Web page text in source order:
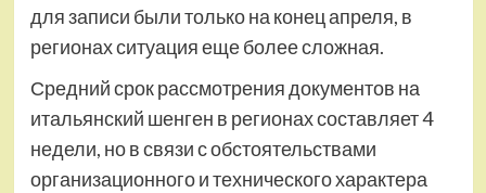
для записи были только на конец апреля, в
регионах ситуация еще более сложная.
Средний срок рассмотрения документов на
итальянский шенген в регионах составляет 4
недели, но в связи с обстоятельствами
организационного и технического характера